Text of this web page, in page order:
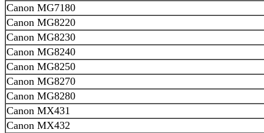
Canon MG7180
Canon MG8220
Canon MG8230
Canon MG8240
Canon MG8250
Canon MG8270
Canon MG8280
Canon MX431
Canon MX432